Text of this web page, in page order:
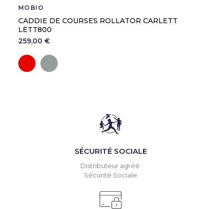
MOBIO
CADDIE DE COURSES ROLLATOR CARLETT
LETT800
259,00 €
RougeGris
SÉCURITÉ SOCIALE
Distributeur agréé
Sécurité Sociale